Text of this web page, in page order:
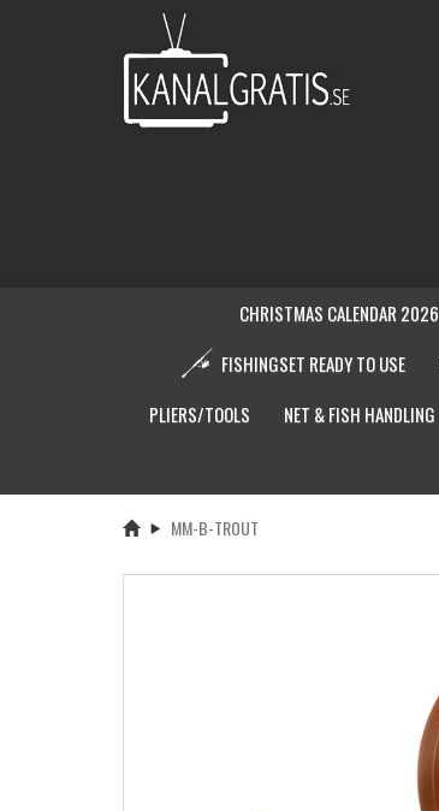
CHRISTMAS CALENDAR 2026
FISHINGSET READY TO USE
PLIERS/TOOLS
NET & FISH HANDLING
MM-B-TROUT